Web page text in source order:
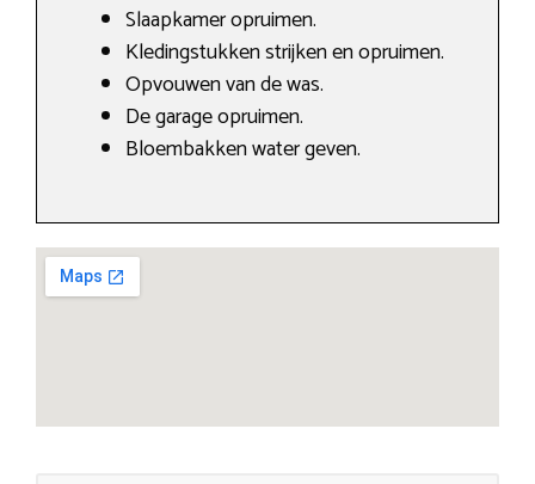
Slaapkamer opruimen.
Kledingstukken strijken en opruimen.
Opvouwen van de was.
De garage opruimen.
Bloembakken water geven.